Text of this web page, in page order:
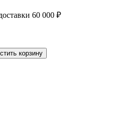
60 000 ₽
корзину